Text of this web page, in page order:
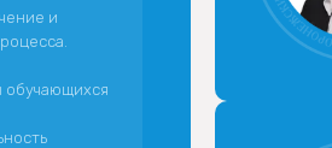
и
обучающихся